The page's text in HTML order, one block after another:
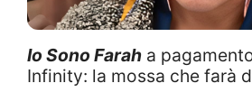
Io Sono Farah a
Infinity: la mossa che farà